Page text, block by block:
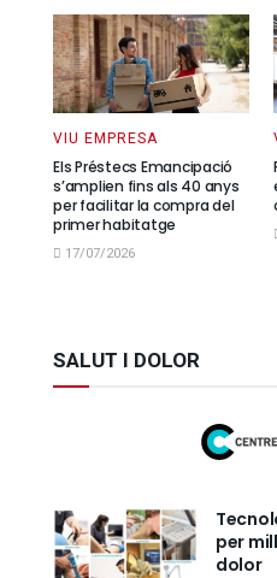
VIU EMPRESA
Els Préstecs Emancipació
s’amplien fins als 40 anys
per facilitar la compra del
primer habitatge
17/07/2026
SALUT I DOLOR
per
dolor